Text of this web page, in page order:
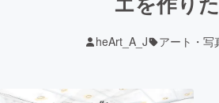
注目の新着プロ
ジェクト
募集
heArt_A_J アート・写